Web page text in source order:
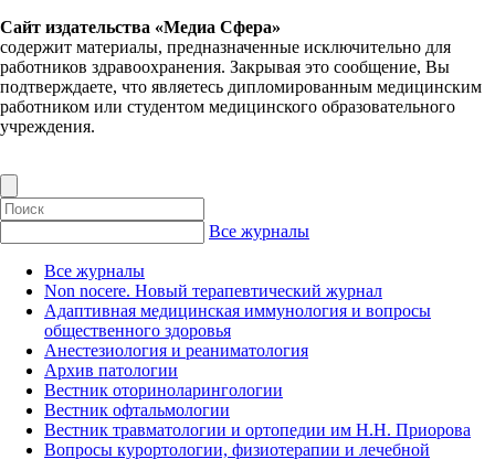
Сайт издательства «Медиа Сфера»
содержит материалы, предназначенные исключительно для
работников здравоохранения. Закрывая это сообщение, Вы
подтверждаете, что являетесь дипломированным медицинским
работником или студентом медицинского образовательного
учреждения.
Все журналы
Все журналы
Non nocere. Новый терапевтический журнал
Адаптивная медицинская иммунология и вопросы
общественного здоровья
Анестезиология и реаниматология
Архив патологии
Вестник оториноларингологии
Вестник офтальмологии
Вестник травматологии и ортопедии им Н.Н. Приорова
Вопросы курортологии, физиотерапии и лечебной